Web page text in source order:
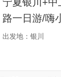
路一日游/嗨
精致小团，
出发地：银川